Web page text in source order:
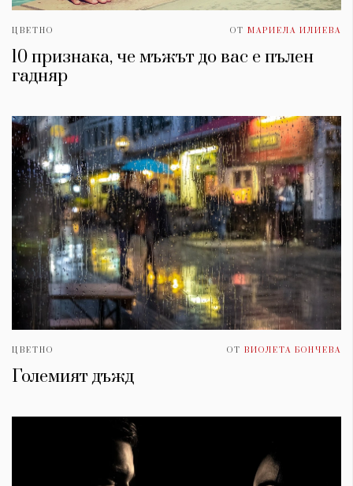
ЦВЕТНО ОТ МАРИЕЛА ИЛИЕВА
10 признака, че мъжът до вас е пълен
гадняр
ЦВЕТНО ОТ ВИОЛЕТА БОНЧЕВА
Големият дъжд